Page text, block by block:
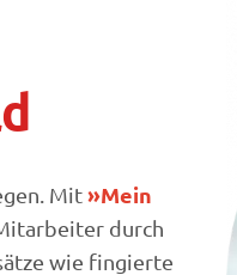
Mit»Mein
durch
wie fingierte